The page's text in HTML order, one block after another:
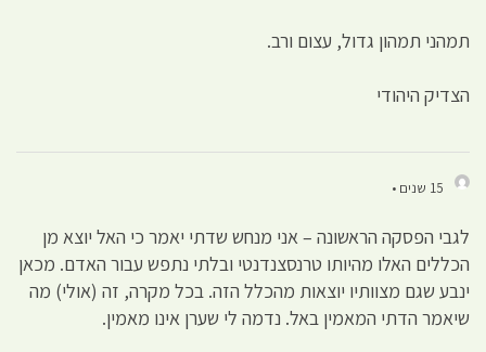
תמהני תמהון גדול, עצום ורב.
הצדיק היהודי
15 שנים •
לגבי הפסקה הראשונה – אני מנחש שדתי יאמר כי האל יוצא מן
הכללים האלו מהיותו טרנסצנדנטי ובלתי נתפש עבור האדם. מכאן
ינבע שגם מצוותיו יוצאות מהכלל הזה. בכל מקרה, זה (אולי) מה
שיאמר הדתי המאמין באל. נדמה לי שערן אינו מאמין.